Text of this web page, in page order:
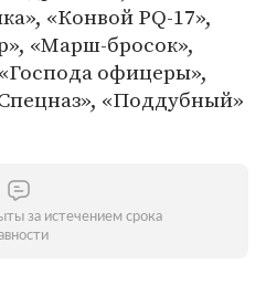
«Конвой PQ-17»,
«Марш-бросок»,
офицеры»,
«Поддубный»
за истечением срока